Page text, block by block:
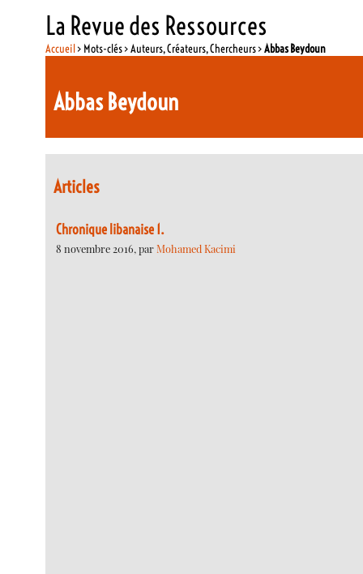
La Revue des Ressources
Accueil> Mots-clés > Auteurs, Créateurs, Chercheurs >Abbas Beydoun
Abbas Beydoun
Articles
Chronique libanaise 1.
8 novembre 2016, parMohamed Kacimi